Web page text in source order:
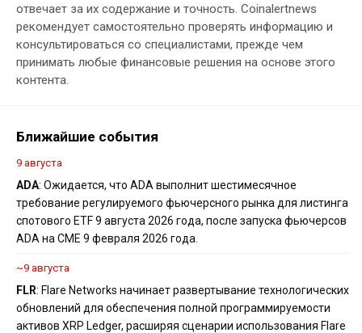
отвечает за их содержание и точность. Coinalertnews
рекомендует самостоятельно проверять информацию и
консультироваться со специалистами, прежде чем
принимать любые финансовые решения на основе этого
контента.
Ближайшие события
9 августа
ADA: Ожидается, что ADA выполнит шестимесячное
требование регулируемого фьючерсного рынка для листинга
спотового ETF 9 августа 2026 года, после запуска фьючерсов
ADA на CME 9 февраля 2026 года.
~9 августа
FLR: Flare Networks начинает развертывание технологических
обновлений для обеспечения полной программируемости
активов XRP Ledger, расширяя сценарии использования Flare